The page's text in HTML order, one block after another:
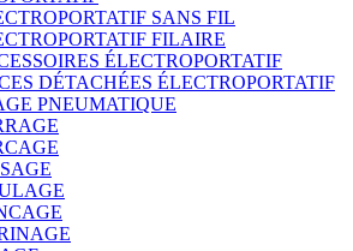
SANS FIL
FILAIRE
ÉLECTROPORTATIF
DÉTACHÉES ÉLECTROPORTATIF
PNEUMATIQUE